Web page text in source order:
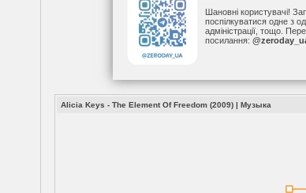
Шановні користувачі!
поспілкуватися одне з
адміністрації, тощо.
посилання:
Alicia Keys - The Element Of Freedom (2009) |Музыка